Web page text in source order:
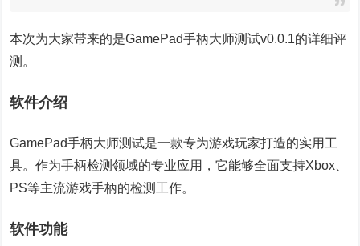
本次为大家带来的是GamePad手柄大师测试v0.0.1的详细评
测。
软件介绍
GamePad手柄大师测试是一款专为游戏玩家打造的实用工
具。作为手柄检测领域的专业应用，它能够全面支持Xbox、
PS等主流游戏手柄的检测工作。
软件功能